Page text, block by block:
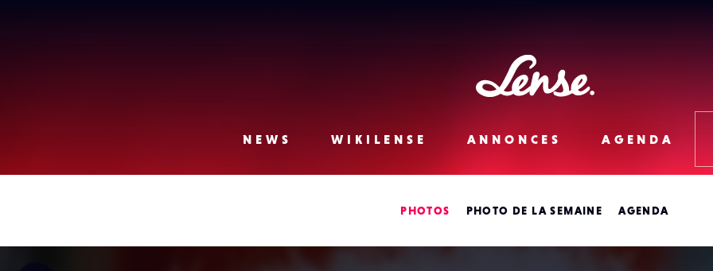
Lense
NEWS
WIKILENSE ANNONCES AGENDA
PHOTOS PHOTO DE LA SEMAINE AGENDA